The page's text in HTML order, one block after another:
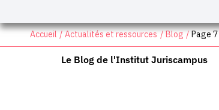
Accueil Actualités et ressources Blog Page 7
Le Blog de l'Institut Juriscampus